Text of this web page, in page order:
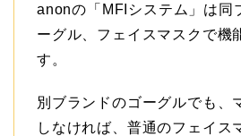
anonの「MFIシステム」は同
ーグル、フェイスマスクで機
す。
別ブランドのゴーグルでも、
しなければ、普通のフェイス